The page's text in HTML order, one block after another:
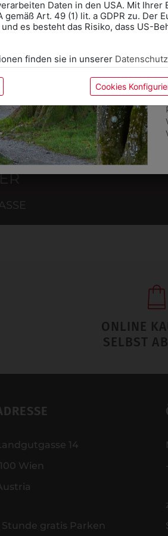
KÖNNTE
ZULETZT
ONLINE
SELBST
14
Wien
Stunde gratis Parken
Daten in den USA. Mit
gemäß Art. 49 (1) lit. a GDPR zu. Der
es besteht das Risiko, dass US-
finden sie in unserer
Cookies